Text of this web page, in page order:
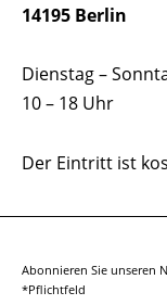
14195 Berlin
Dienstag –
10 – 18 Uhr
Der Eintritt ist
Abonnieren Sie unseren
*Pflichtfeld